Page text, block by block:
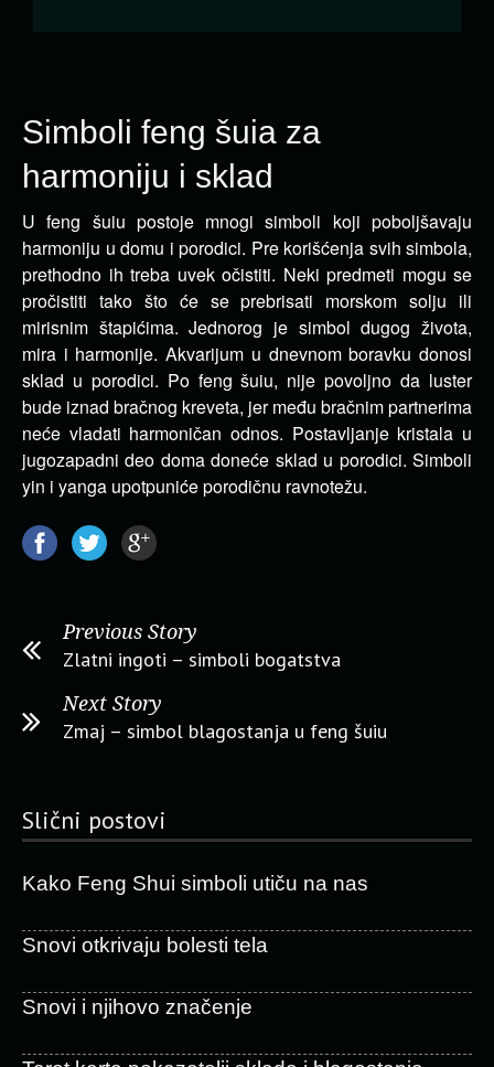
Simboli feng šuia za
harmoniju i sklad
U feng šuiu postoje mnogi simboli koji poboljšavaju
harmoniju u domu i porodici. Pre korišćenja svih simbola,
prethodno ih treba uvek očistiti. Neki predmeti mogu se
pročistiti tako što će se prebrisati morskom solju ili
mirisnim štapićima. Jednorog je simbol dugog života,
mira i harmonije. Akvarijum u dnevnom boravku donosi
sklad u porodici. Po feng šuiu, nije povoljno da luster
bude iznad bračnog kreveta, jer među bračnim partnerima
neće vladati harmoničan odnos. Postavljanje kristala u
jugozapadni deo doma doneće sklad u porodici. Simboli
yin i yanga upotpuniće porodičnu ravnotežu.
Previous Story
Zlatni ingoti – simboli bogatstva
Next Story
Zmaj – simbol blagostanja u feng šuiu
Slični postovi
Kako Feng Shui simboli utiču na nas
Snovi otkrivaju bolesti tela
Snovi i njihovo značenje